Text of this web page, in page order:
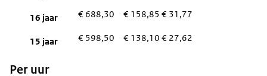
16 jaar € 688,30 € 158,85 € 31,77
15 jaar € 598,50 € 138,10 € 27,62
Per uur